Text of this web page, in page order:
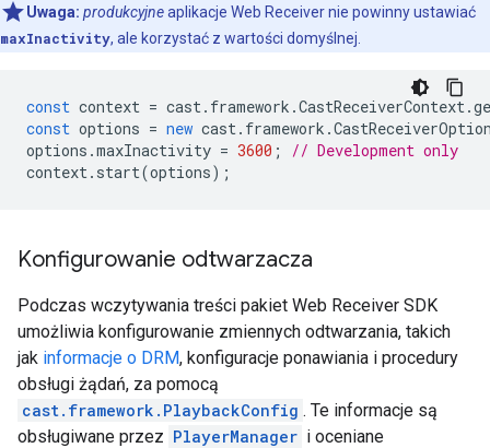
Uwaga: produkcyjneaplikacje Web Receiver nie powinny ustawiać
maxInactivity, ale korzystać z wartości domyślnej.
const context = cast. framework .CastReceiverContext.
const options = new cast. framework .
options .maxInactivity = 3600 ;
// Development only
context. start(options);
Konfigurowanie odtwarzacza
Podczas wczytywania treści pakiet Web Receiver SDK
umożliwia konfigurowanie zmiennych odtwarzania, takich
jak informacje o DRM, konfiguracje ponawiania i procedury
obsługi żądań, za pomocą
cast.framework.PlaybackConfig . Te informacje są
obsługiwane przez PlayerManager i oceniane